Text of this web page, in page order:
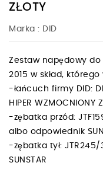
ZŁOTY
Marka : DID
Zestaw napędowy do
2015 w skład,
-łańcuch firmy DID:
HIPER WZMOCNIONY
-zębatka przód:
albo odpowiednik
-zębatka tył:
SUNSTAR